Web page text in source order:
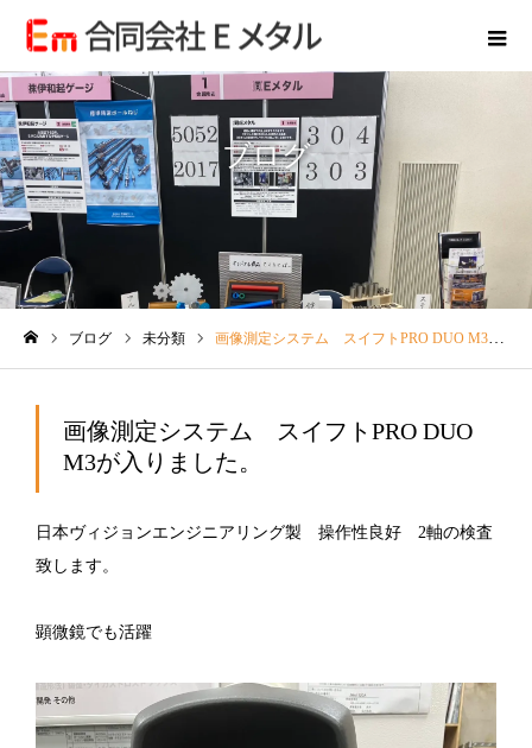
ブログ
ブログ 未分類 画像測定システム スイフトPRO DUO M3が入りました。
画像測定システム スイフトPRO DUO
M3が入りました。
日本ヴィジョンエンジニアリング製 操作性良好 2軸の検査
致します。
顕微鏡でも活躍